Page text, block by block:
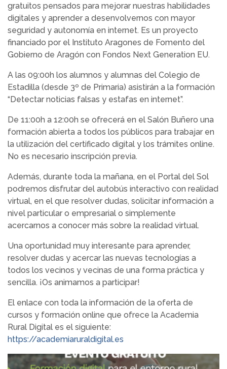
gratuitos pensados para mejorar nuestras habilidades
digitales y aprender a desenvolvernos con mayor
seguridad y autonomía en internet. Es un proyecto
financiado por el Instituto Aragones de Fomento del
Gobierno de Aragón con Fondos Next Generation EU.
A las 09:00h los alumnos y alumnas del Colegio de
Estadilla (desde 3º de Primaria) asistirán a la formación
“Detectar noticias falsas y estafas en internet”.
De 11:00h a 12:00h se ofrecerá en el Salón Buñero una
formación abierta a todos los públicos para trabajar en
la utilización del certificado digital y los trámites online.
No es necesario inscripción previa.
Además, durante toda la mañana, en el Portal del Sol
podremos disfrutar del autobús interactivo con realidad
virtual, en el que resolver dudas, solicitar información a
nivel particular o empresarial o simplemente
acercarnos a conocer más sobre la realidad virtual.
Una oportunidad muy interesante para aprender,
resolver dudas y acercar las nuevas tecnologías a
todos los vecinos y vecinas de una forma práctica y
sencilla. ¡Os animamos a participar!
El enlace con toda la información de la oferta de
cursos y formación online que ofrece la Academia
Rural Digital es el siguiente:
https://academiaruraldigital.es